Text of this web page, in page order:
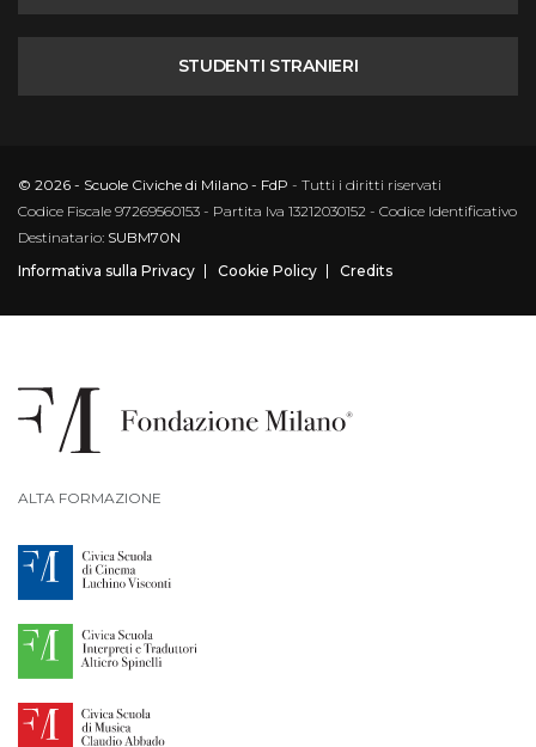
STUDENTI STRANIERI
© 2026 - Scuole Civiche di Milano - FdP - Tutti i diritti riservati
Codice Fiscale 97269560153 - Partita Iva 13212030152 - Codice Identificativo
Destinatario: SUBM70N
Informativa sulla Privacy
Cookie Policy Credits
ALTA FORMAZIONE